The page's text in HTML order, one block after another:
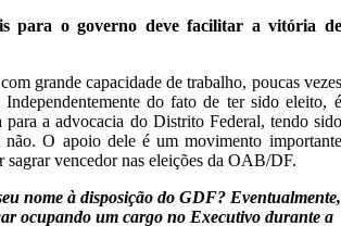
para o governo deve facilitar a vitória de
grande capacidade de trabalho, poucas vezes
do fato de ter sido eleito, é
para a advocacia do Distrito Federal, tendo sido
não. O apoio dele é um movimento importante
sagrar vencedor nas eleições da OAB/DF.
nome à disposição do GDF? Eventualmente,
ocupando um cargo no Executivo durante a